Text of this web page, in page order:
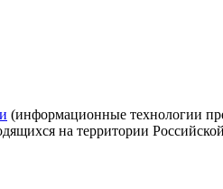
(информационные технологии
на территории